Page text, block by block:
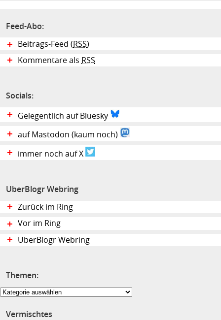
Feed-Abo:
Beitrags-Feed (RSS)
Kommentare als RSS
Socials:
Gelegentlich auf Bluesky
auf Mastodon (kaum noch)
immer noch auf X
UberBlogr Webring
Zurück im Ring
Vor im Ring
UberBlogr Webring
Themen:
Themen:
Vermischtes